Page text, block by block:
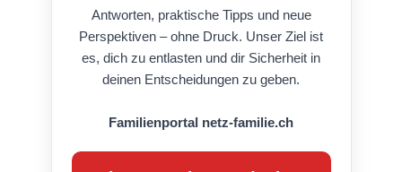
Antworten, praktische Tipps und neue
Perspektiven – ohne Druck. Unser Ziel ist
es, dich zu entlasten und dir Sicherheit in
deinen Entscheidungen zu geben.
Familienportal netz-familie.ch